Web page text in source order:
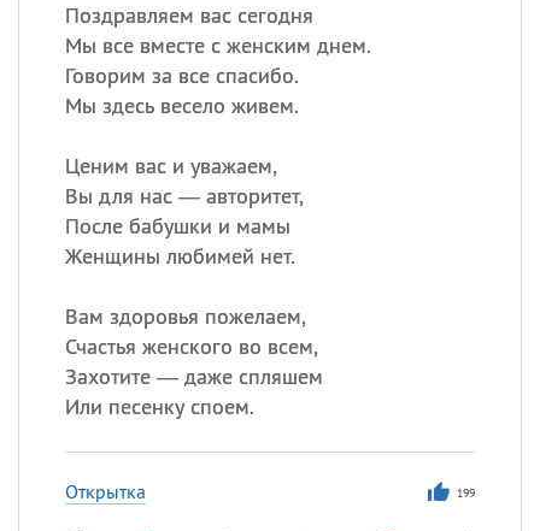
Поздравляем вас сегодня
Мы все вместе с женским днем.
Говорим за все спасибо.
Мы здесь весело живем.
Ценим вас и уважаем,
Вы для нас — авторитет,
После бабушки и мамы
Женщины любимей нет.
Вам здоровья пожелаем,
Счастья женского во всем,
Захотите — даже спляшем
Или песенку споем.
Открытка 199